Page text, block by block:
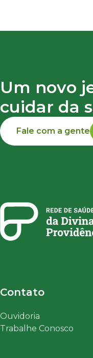
Um novo
cuidar da
Fale com a gente
Contato
Ouvidoria
Trabalhe Conosco